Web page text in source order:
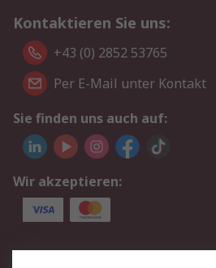
Kontaktieren Sie uns:
+43 (0) 2852 53765
Per E-Mail unter Kontakt
Sie finden uns auch auf:
Wir akzeptieren:
Service